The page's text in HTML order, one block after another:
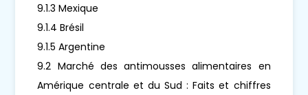
9.1.3 Mexique
9.1.4 Brésil
9.1.5 Argentine
9.2 Marché des antimousses alimentaires en
Amérique centrale et du Sud : Faits et chiffres